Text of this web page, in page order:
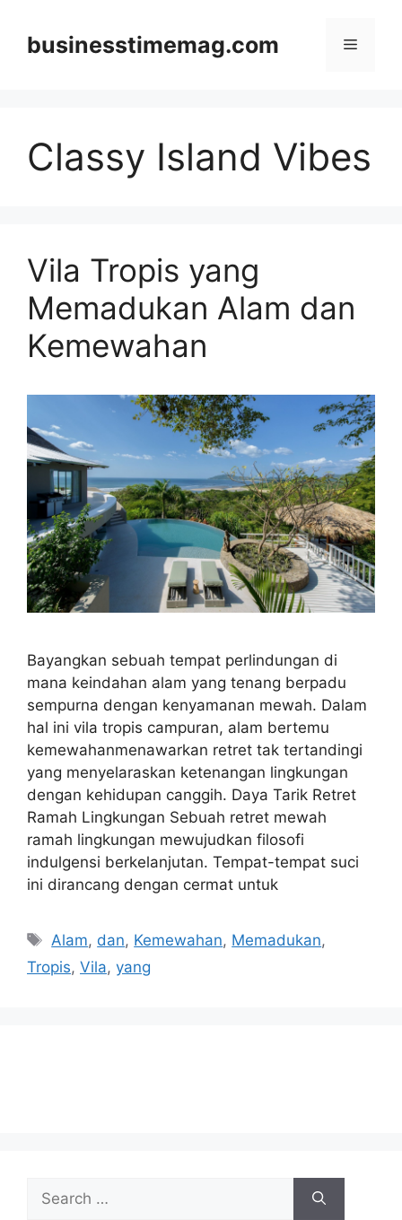
contentbusinesstimemag.com Menu
Classy Island Vibes
Vila Tropis yang
Memadukan Alam dan
Kemewahan
Bayangkan sebuah tempat perlindungan di
mana keindahan alam yang tenang berpadu
sempurna dengan kenyamanan mewah. Dalam
hal ini vila tropis campuran, alam bertemu
kemewahanmenawarkan retret tak tertandingi
yang menyelaraskan ketenangan lingkungan
dengan kehidupan canggih. Daya Tarik Retret
Ramah Lingkungan Sebuah retret mewah
ramah lingkungan mewujudkan filosofi
indulgensi berkelanjutan. Tempat-tempat suci
ini dirancang dengan cermat untuk
Tags
Alam, dan, Kemewahan, Memadukan,
Tropis, Vila, yang
for: